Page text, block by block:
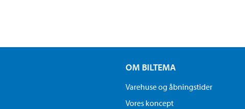
OM BILTEMA
Varehuse og åbningstider
Vores koncept